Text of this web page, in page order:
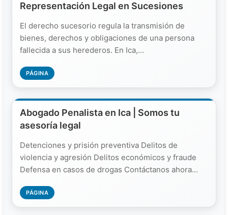
Representación Legal en Sucesiones
El derecho sucesorio regula la transmisión de
bienes, derechos y obligaciones de una persona
fallecida a sus herederos. En Ica,...
PÁGINA
Abogado Penalista en Ica | Somos tu
asesoría legal
Detenciones y prisión preventiva Delitos de
violencia y agresión Delitos económicos y fraude
Defensa en casos de drogas Contáctanos ahora...
PÁGINA